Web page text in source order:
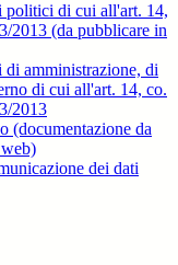
politici di cui all'art. 14,
2013 (da pubblicare in
amministrazione, di
di cui all'art. 14, co.
2013
(documentazione da
dei dati